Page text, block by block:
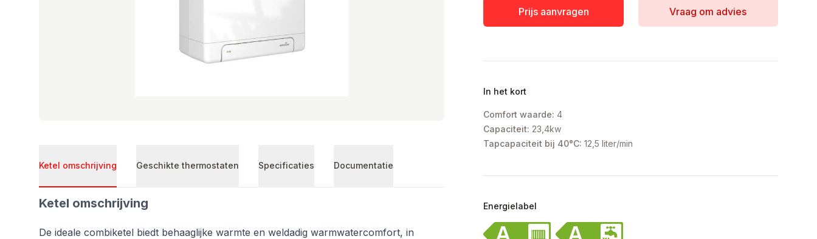
Prijs aanvragen Vraag om advies
In het kort
Comfort waarde: 4
Capaciteit: 23,4kw
Tapcapaciteit bij 40°C: 12,5 liter/min
Energielabel
Ketel omschrijving Geschikte thermostaten Specificaties Documentatie
Ketel omschrijving
De ideale combiketel biedt behaaglijke warmte en weldadig warmwatercomfort, in